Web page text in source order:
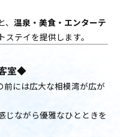
温泉・美食・エンターテ
テイを提供します。
室◆
前には広大な相模湾が広が
じながら優雅なひとときを